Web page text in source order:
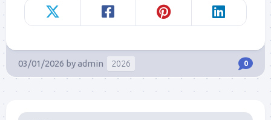
03/01/2026 byadmin 2026 0